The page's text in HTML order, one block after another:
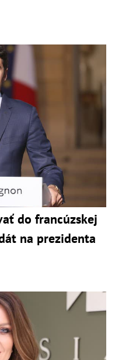
do francúzskej
na prezidenta